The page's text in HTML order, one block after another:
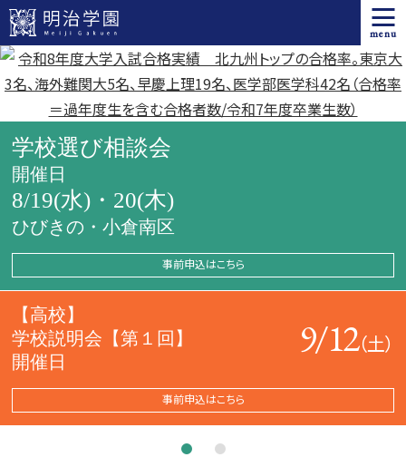
menu
学校選び相談会
開催日
8/19(水)・20(木)
ひびきの・小倉南区
事前申込はこちら
【高校】
学校説明会【第１回】
開催日
9/12（土）
事前申込はこちら